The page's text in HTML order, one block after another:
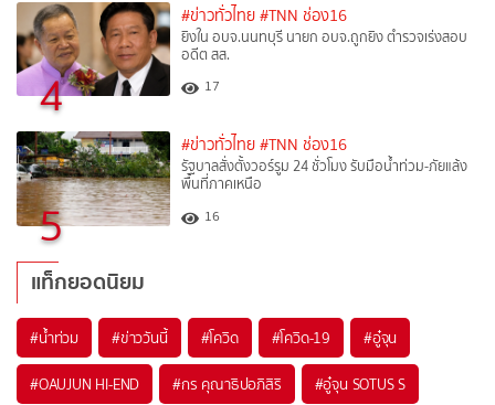
4
#ข่าวทั่วไทย #TNN ช่อง16
ยิงใน อบจ.นนทบุรี นายก อบจ.ถูกยิง ตำรวจเร่งสอบ
อดีต สส.
17
5
#ข่าวทั่วไทย #TNN ช่อง16
รัฐบาลสั่งตั้งวอร์รูม 24 ชั่วโมง รับมือน้ำท่วม-ภัยแล้ง
พื้นที่ภาคเหนือ
16
แท็กยอดนิยม
#น้ำท่วม #ข่าววันนี้ #โควิด #โควิด-19 #อู๋จุน
#OAUJUN HI-END #กร คุณาธิปอภิสิริ #อู๋จุน SOTUS S